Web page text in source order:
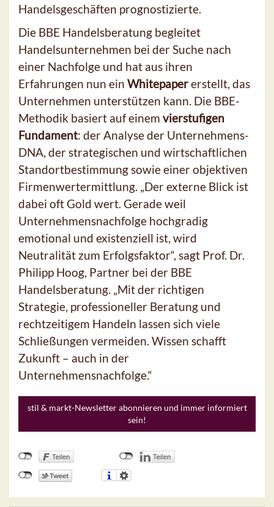
Handelsgeschäften prognostizierte.
Die BBE Handelsberatung begleitet
Handelsunternehmen bei der Suche nach
einer Nachfolge und hat aus ihren
Erfahrungen nun ein Whitepapererstellt, das
Unternehmen unterstützen kann. Die BBE-
Methodik basiert auf einem vierstufigen
Fundament: der Analyse der Unternehmens-
DNA, der strategischen und wirtschaftlichen
Standortbestimmung sowie einer objektiven
Firmenwertermittlung. „Der externe Blick ist
dabei oft Gold wert. Gerade weil
Unternehmensnachfolge hochgradig
emotional und existenziell ist, wird
Neutralität zum Erfolgsfaktor“, sagt Prof. Dr.
Philipp Hoog, Partner bei der BBE
Handelsberatung. „Mit der richtigen
Strategie, professioneller Beratung und
rechtzeitigem Handeln lassen sich viele
Schließungen vermeiden. Wissen schafft
Zukunft – auch in der
Unternehmensnachfolge.“
stil & markt-Newsletter abonnieren und immer informiert
sein!